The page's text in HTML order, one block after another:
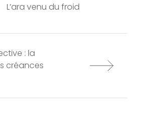
L’ara venu du froid
: la
créances